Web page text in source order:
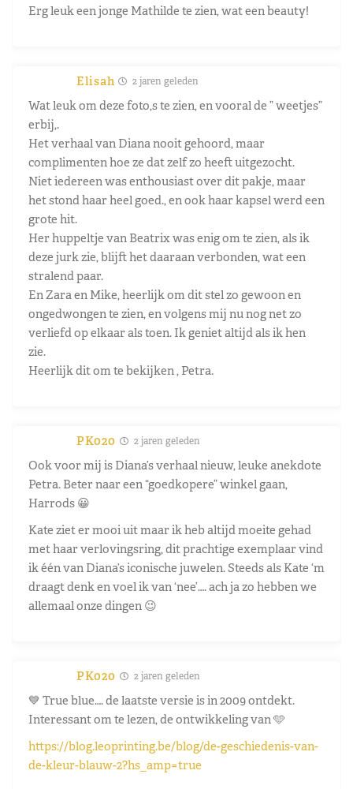
Erg leuk een jonge Mathilde te zien, wat een beauty!
Elisah 2 jaren geleden
Wat leuk om deze foto,s te zien, en vooral de ” weetjes”
erbij,.
Het verhaal van Diana nooit gehoord, maar
complimenten hoe ze dat zelf zo heeft uitgezocht.
Niet iedereen was enthousiast over dit pakje, maar
het stond haar heel goed., en ook haar kapsel werd een
grote hit.
Her huppeltje van Beatrix was enig om te zien, als ik
deze jurk zie, blijft het daaraan verbonden, wat een
stralend paar.
En Zara en Mike, heerlijk om dit stel zo gewoon en
ongedwongen te zien, en volgens mij nu nog net zo
verliefd op elkaar als toen. Ik geniet altijd als ik hen
zie.
Heerlijk dit om te bekijken , Petra.
PK020 2 jaren geleden
Ook voor mij is Diana’s verhaal nieuw, leuke anekdote
Petra. Beter naar een “goedkopere” winkel gaan,
Harrods 😀
Kate ziet er mooi uit maar ik heb altijd moeite gehad
met haar verlovingsring, dit prachtige exemplaar vind
ik één van Diana’s iconische juwelen. Steeds als Kate ‘m
draagt denk en voel ik van ‘nee’…. ach ja zo hebben we
allemaal onze dingen 😉
PK020 2 jaren geleden
💙 True blue…. de laatste versie is in 2009 ontdekt.
Interessant om te lezen, de ontwikkeling van 🩵
https://blog.leoprinting.be/blog/de-geschiedenis-van-
de-kleur-blauw-2?hs_amp=true